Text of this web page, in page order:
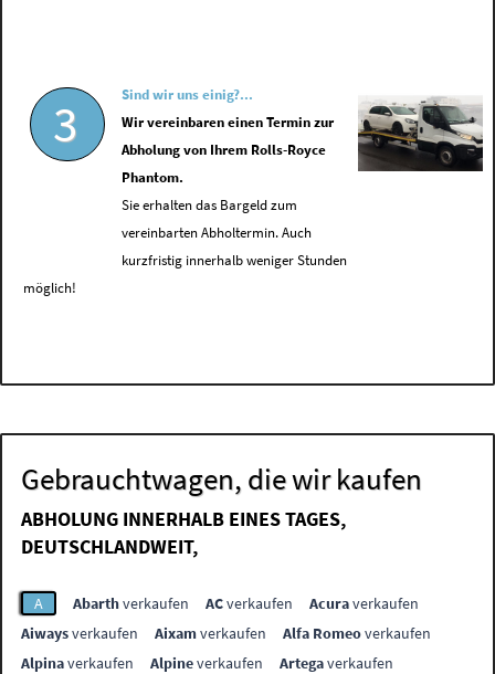
3
Sind wir uns einig?...
Wir vereinbaren einen Termin zur
Abholung von Ihrem Rolls-Royce
Phantom.
Sie erhalten das Bargeld zum
vereinbarten Abholtermin. Auch
kurzfristig innerhalb weniger Stunden
möglich!
Gebrauchtwagen, die wir kaufen
ABHOLUNG INNERHALB EINES TAGES,
DEUTSCHLANDWEIT,
A Abarthverkaufen ACverkaufen Acuraverkaufen
Aiwaysverkaufen Aixamverkaufen Alfa Romeoverkaufen
Alpinaverkaufen Alpineverkaufen Artegaverkaufen